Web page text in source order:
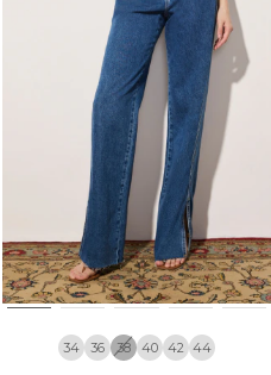
34 36 38 40 42 44